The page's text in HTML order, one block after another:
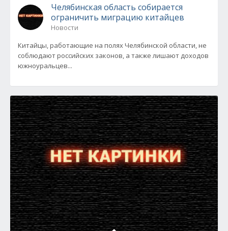
Челябинская область собирается
ограничить миграцию китайцев
Новости
Китайцы, работающие на полях Челябинской области, не
соблюдают российских законов, а также лишают доходов
южноуральцев...